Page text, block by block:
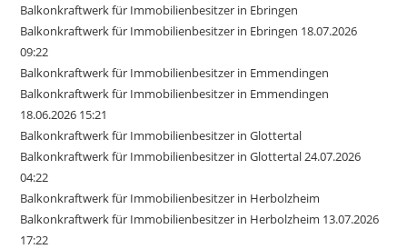
Balkonkraftwerk für Immobilienbesitzer in Ebringen
Balkonkraftwerk für Immobilienbesitzer in Ebringen 18.07.2026
09:22
Balkonkraftwerk für Immobilienbesitzer in Emmendingen
Balkonkraftwerk für Immobilienbesitzer in Emmendingen
18.06.2026 15:21
Balkonkraftwerk für Immobilienbesitzer in Glottertal
Balkonkraftwerk für Immobilienbesitzer in Glottertal 24.07.2026
04:22
Balkonkraftwerk für Immobilienbesitzer in Herbolzheim
Balkonkraftwerk für Immobilienbesitzer in Herbolzheim 13.07.2026
17:22